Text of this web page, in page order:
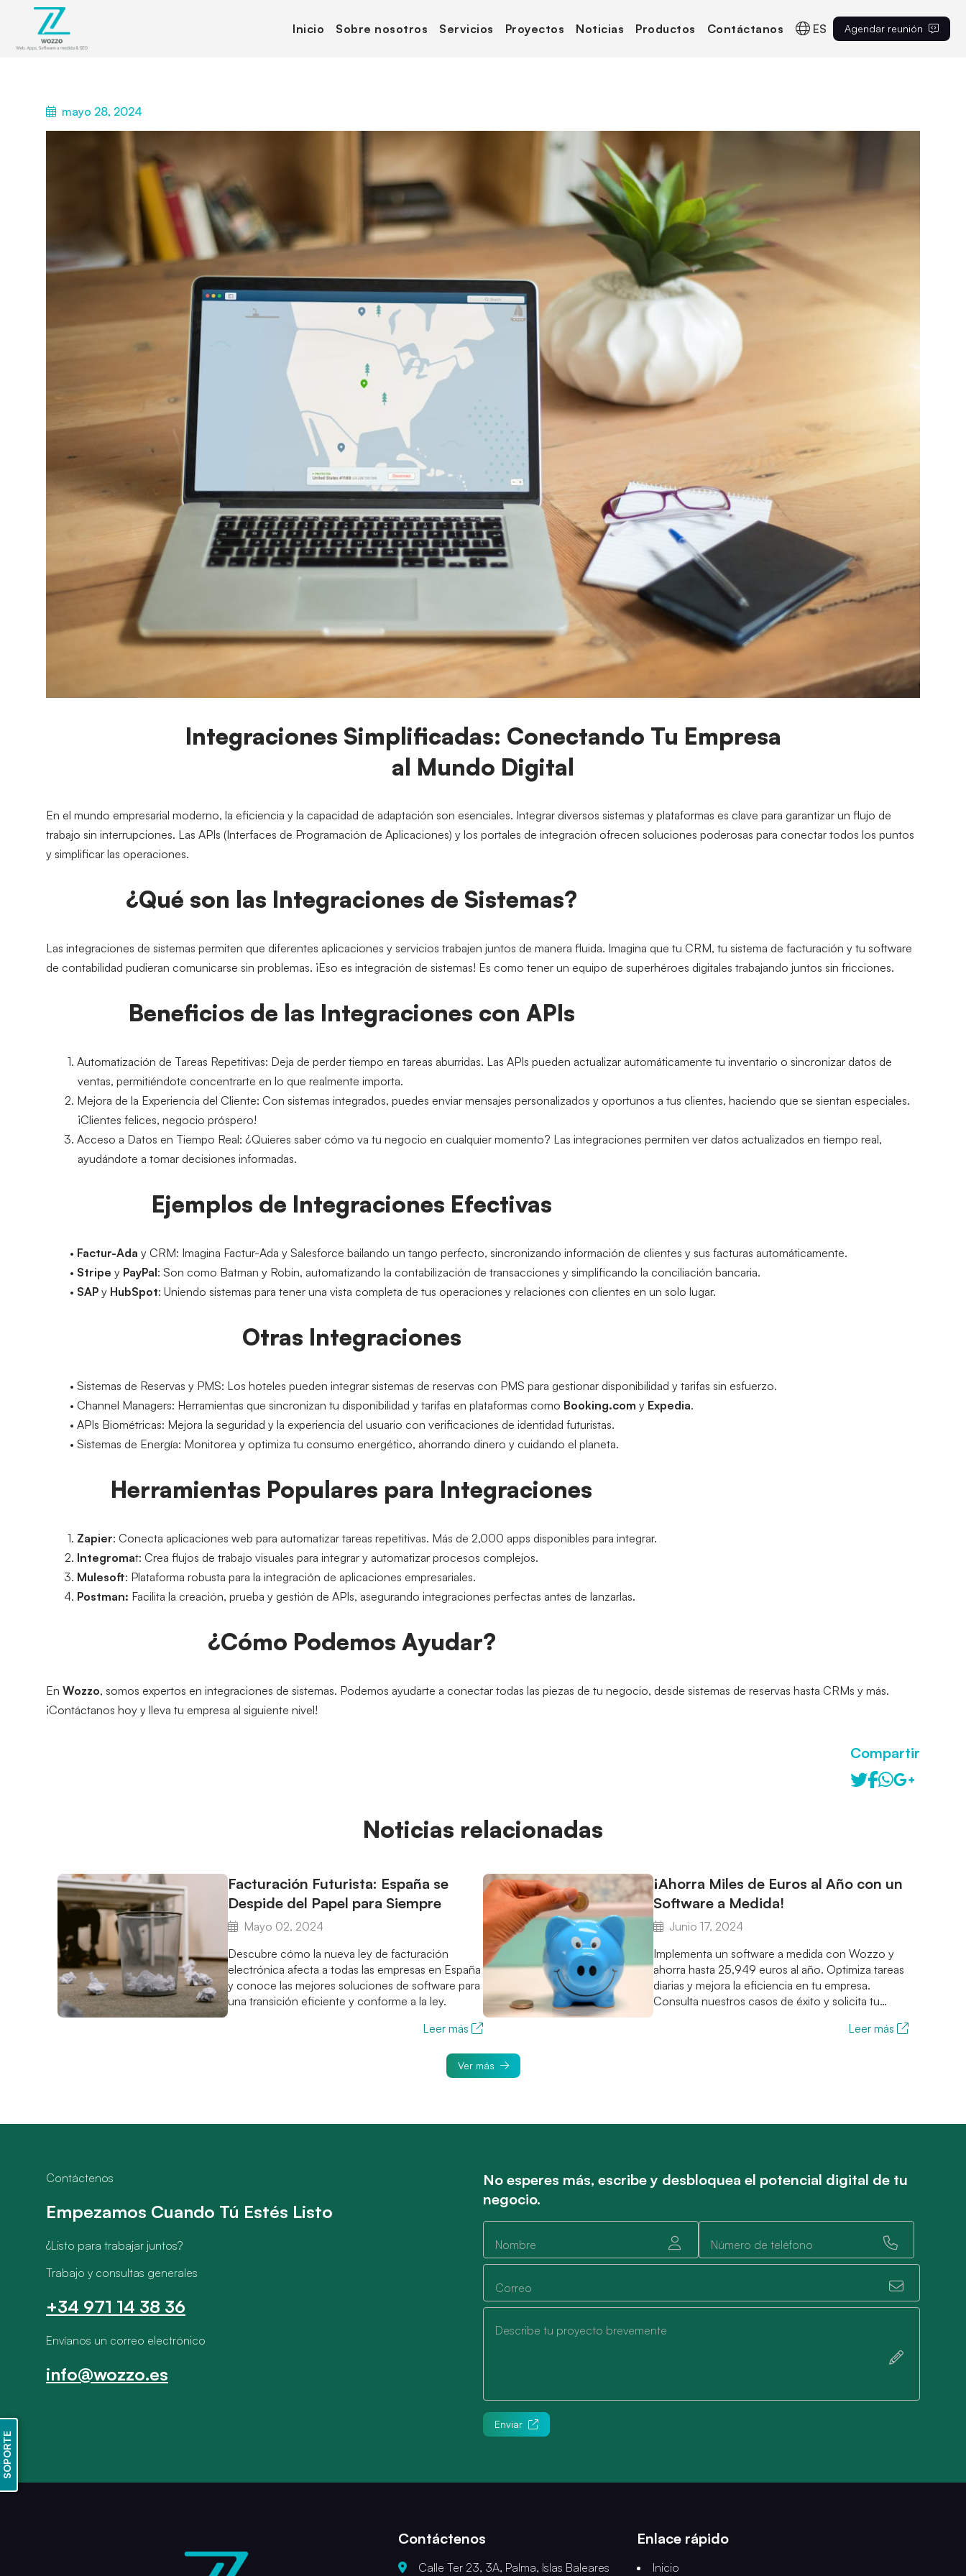
Inicio Sobre nosotros Servicios Proyectos Noticias Productos Contáctanos ES Agendar reunión
mayo 28, 2024
Integraciones Simplificadas: Conectando Tu Empresa
al Mundo Digital
En el mundo empresarial moderno, la eficiencia y la capacidad de adaptación son esenciales. Integrar diversos sistemas y plataformas es clave para garantizar un flujo de
trabajo sin interrupciones. Las APIs (Interfaces de Programación de Aplicaciones) y los portales de integración ofrecen soluciones poderosas para conectar todos los puntos
y simplificar las operaciones.
¿Qué son las Integraciones de Sistemas?
Las integraciones de sistemas permiten que diferentes aplicaciones y servicios trabajen juntos de manera fluida. Imagina que tu CRM, tu sistema de facturación y tu software
de contabilidad pudieran comunicarse sin problemas. ¡Eso es integración de sistemas! Es como tener un equipo de superhéroes digitales trabajando juntos sin fricciones.
Beneficios de las Integraciones con APIs
Automatización de Tareas Repetitivas: Deja de perder tiempo en tareas aburridas. Las APIs pueden actualizar automáticamente tu inventario o sincronizar datos de
ventas, permitiéndote concentrarte en lo que realmente importa.
Mejora de la Experiencia del Cliente: Con sistemas integrados, puedes enviar mensajes personalizados y oportunos a tus clientes, haciendo que se sientan especiales.
¡Clientes felices, negocio próspero!
Acceso a Datos en Tiempo Real: ¿Quieres saber cómo va tu negocio en cualquier momento? Las integraciones permiten ver datos actualizados en tiempo real,
ayudándote a tomar decisiones informadas.
Ejemplos de Integraciones Efectivas
Factur-Ada y CRM: Imagina Factur-Ada y Salesforce bailando un tango perfecto, sincronizando información de clientes y sus facturas automáticamente.
Stripe y PayPal: Son como Batman y Robin, automatizando la contabilización de transacciones y simplificando la conciliación bancaria.
SAP y HubSpot: Uniendo sistemas para tener una vista completa de tus operaciones y relaciones con clientes en un solo lugar.
Otras Integraciones
Sistemas de Reservas y PMS: Los hoteles pueden integrar sistemas de reservas con PMS para gestionar disponibilidad y tarifas sin esfuerzo.
Channel Managers: Herramientas que sincronizan tu disponibilidad y tarifas en plataformas como Booking.com y Expedia.
APIs Biométricas: Mejora la seguridad y la experiencia del usuario con verificaciones de identidad futuristas.
Sistemas de Energía: Monitorea y optimiza tu consumo energético, ahorrando dinero y cuidando el planeta.
Herramientas Populares para Integraciones
Zapier: Conecta aplicaciones web para automatizar tareas repetitivas. Más de 2,000 apps disponibles para integrar.
Integromat: Crea flujos de trabajo visuales para integrar y automatizar procesos complejos.
Mulesoft: Plataforma robusta para la integración de aplicaciones empresariales.
Postman: Facilita la creación, prueba y gestión de APIs, asegurando integraciones perfectas antes de lanzarlas.
¿Cómo Podemos Ayudar?
En Wozzo, somos expertos en integraciones de sistemas. Podemos ayudarte a conectar todas las piezas de tu negocio, desde sistemas de reservas hasta CRMs y más.
¡Contáctanos hoy y lleva tu empresa al siguiente nivel!
Compartir
Noticias relacionadas
Facturación Futurista: España se
Despide del Papel para Siempre
Mayo 02, 2024
Descubre cómo la nueva ley de facturación
electrónica afecta a todas las empresas en España
y conoce las mejores soluciones de software para
una transición eficiente y conforme a la ley.
Leer más
¡Ahorra Miles de Euros al Año con un
Software a Medida!
Junio 17, 2024
Implementa un software a medida con Wozzo y
ahorra hasta 25,949 euros al año. Optimiza tareas
diarias y mejora la eficiencia en tu empresa.
Consulta nuestros casos de éxito y solicita tu
auditoría tecnológica gratuita.
Leer más
Ver más
Contáctenos
Empezamos Cuando Tú Estés Listo
¿Listo para trabajar juntos?
Trabajo y consultas generales
+34 971 14 38 36
Envíanos un correo electrónico
info@wozzo.es
No esperes más, escribe y desbloquea el potencial digital de tu
negocio.
Nombre Número de teléfono
Correo
Describe tu proyecto brevemente
Enviar
Contáctenos
Calle Ter 23, 3A, Palma, Islas Baleares
Enlace rápido
Inicio
SOPORTE